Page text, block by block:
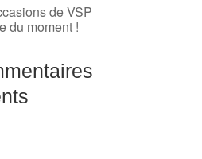
de VSP
du moment !